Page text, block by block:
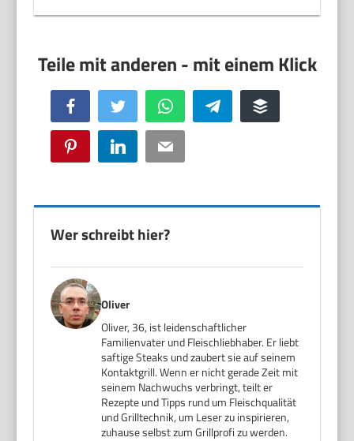
Facebook Twitter WhatsApp Telegram Buffer
Pinterest LinkedIn Email
Wer schreibt hier?
Oliver
Oliver, 36, ist leidenschaftlicher
Familienvater und Fleischliebhaber. Er liebt
saftige Steaks und zaubert sie auf seinem
Kontaktgrill. Wenn er nicht gerade Zeit mit
seinem Nachwuchs verbringt, teilt er
Rezepte und Tipps rund um Fleischqualität
und Grilltechnik, um Leser zu inspirieren,
zuhause selbst zum Grillprofi zu werden.